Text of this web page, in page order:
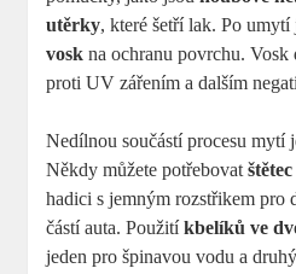
utěrky, které šetří lak. Po
vosk na ochranu povrchu. Vosk
proti UV zářením a dalším
Nedílnou součástí procesu mytí
Někdy můžete potřebovatštětec
hadici s jemným rozstřikem pro
částí auta. Použitíkbelíků ve
jeden pro špinavou vodu a